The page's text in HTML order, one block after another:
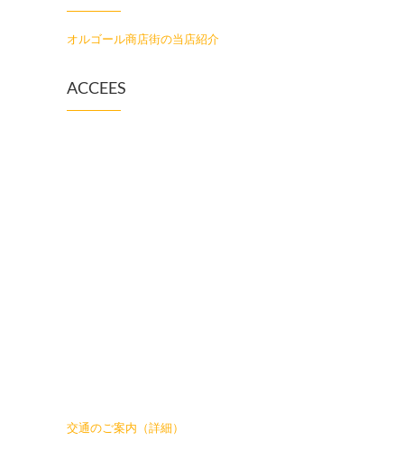
オルゴール商店街の当店紹介
ACCEES
交通のご案内（詳細）